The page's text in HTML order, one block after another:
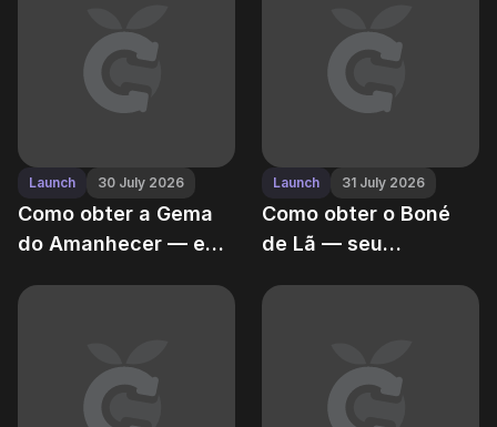
Launch 30 July 2026
Como obter a Gema
do Amanhecer — e
potenciadores
Launch 31 July 2026
Como obter o Boné
de Lã — seu
de velocidade de